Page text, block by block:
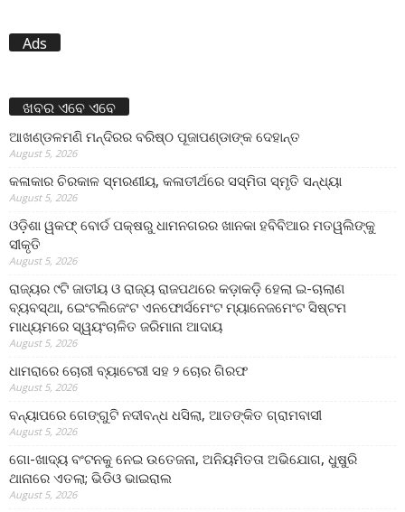
Ads
ଖବର ଏବେ ଏବେ
ଆଖଣ୍ଡଳମଣି ମନ୍ଦିରର ବରିଷ୍ଠ ପୂଜାପଣ୍ଡାଙ୍କ ଦେହାନ୍ତ
August 5, 2026
କଳାକାର ଚିରକାଳ ସ୍ମରଣୀୟ, କଳାତୀର୍ଥରେ ସସ୍ମିତା ସ୍ମୃତି ସନ୍ଧ୍ୟା
August 5, 2026
ଓଡ଼ିଶା ୱକଫ୍ ବୋର୍ଡ ପକ୍ଷରୁ ଧାମନଗରର ଖାନକା ହବିବିଆର ମତୱଲିଙ୍କୁ
ସୀକୃତି
August 5, 2026
ରାଜ୍ୟର ୯ଟି ଜାତୀୟ ଓ ରାଜ୍ୟ ରାଜପଥରେ କଡ଼ାକଡ଼ି ହେଲା ଇ-ଚାଲାଣ
ବ୍ୟବସ୍ଥା, ଇେଂଟଲିଜେଂଟ ଏନଫୋର୍ସମେଂଟ ମ୍ୟାନେଜମେଂଟ ସିଷ୍ଟମ
ମାଧ୍ୟମରେ ସ୍ୱୟଂଚାଳିତ ଜରିମାନା ଆଦାୟ
August 5, 2026
ଧାମରାରେ ଚୋରୀ ବ୍ୟାଟେରୀ ସହ ୨ ଚୋର ଗିରଫ
August 5, 2026
ବନ୍ୟାପରେ ଗେଙ୍ଗୁଟି ନଦୀବନ୍ଧ ଧସିଲା, ଆତଙ୍କିତ ଗ୍ରାମବାସୀ
August 5, 2026
ଗୋ-ଖାଦ୍ୟ ବଂଟନକୁ ନେଇ ଉତେଜନା, ଅନିୟମିତତା ଅଭିଯୋଗ, ଧୁଷୁରି
ଥାନାରେ ଏତଲା; ଭିଡିଓ ଭାଇରାଲ
August 5, 2026